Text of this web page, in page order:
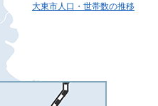
大東市人口・世帯数の推移